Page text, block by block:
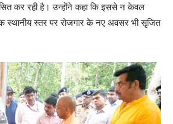
कर रही है। उन्होंने कहा कि इससे न केवल
स्थानीय स्तर पर रोजगार के नए अवसर भी सृजित